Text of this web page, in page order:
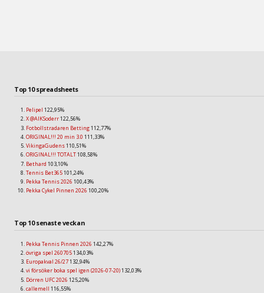
Top 10 spreadsheets
Pelipel 122,95%
X @AIKSoderr122,56%
Fotbollstradaren Betting112,77%
ORIGINAL!!! 20 min 3.0 111,33%
VikingaGudens110,51%
ORIGINAL!!! TOTALT108,58%
Bethard 103,10%
Tennis Bet365101,24%
Pekka Tennis 2026 100,43%
Pekka Cykel Pinnen 2026 100,20%
Top 10 senaste veckan
Pekka Tennis Pinnen 2026 142,27%
övriga spel 260705134,03%
Europakval 26/27132,94%
vi försöker boka spel igen (2026-07-20)132,03%
Dörren UFC 2026 125,20%
callemell 116,55%